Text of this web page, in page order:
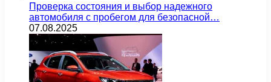
Проверка состояния и выбор надежного
автомобиля с пробегом для безопасной…
07.08.2025